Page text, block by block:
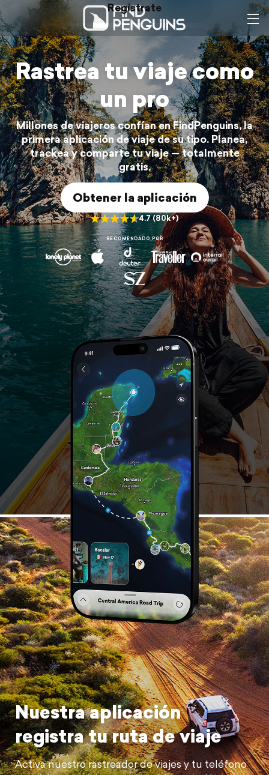
Regístrate
Iniciar sesión
Rastrea tu viaje como
un pro
Millones de viajeros confían en FindPenguins, la
primera aplicación de viaje de su tipo. Planea,
trackea y comparte tu viaje — totalmente
gratis.
Obtener la aplicación
4.7 (80k+)
RECOMENDADO POR
Nuestra aplicación
registra tu ruta de viaje
Activa nuestro rastreador de viajes y tu teléfono